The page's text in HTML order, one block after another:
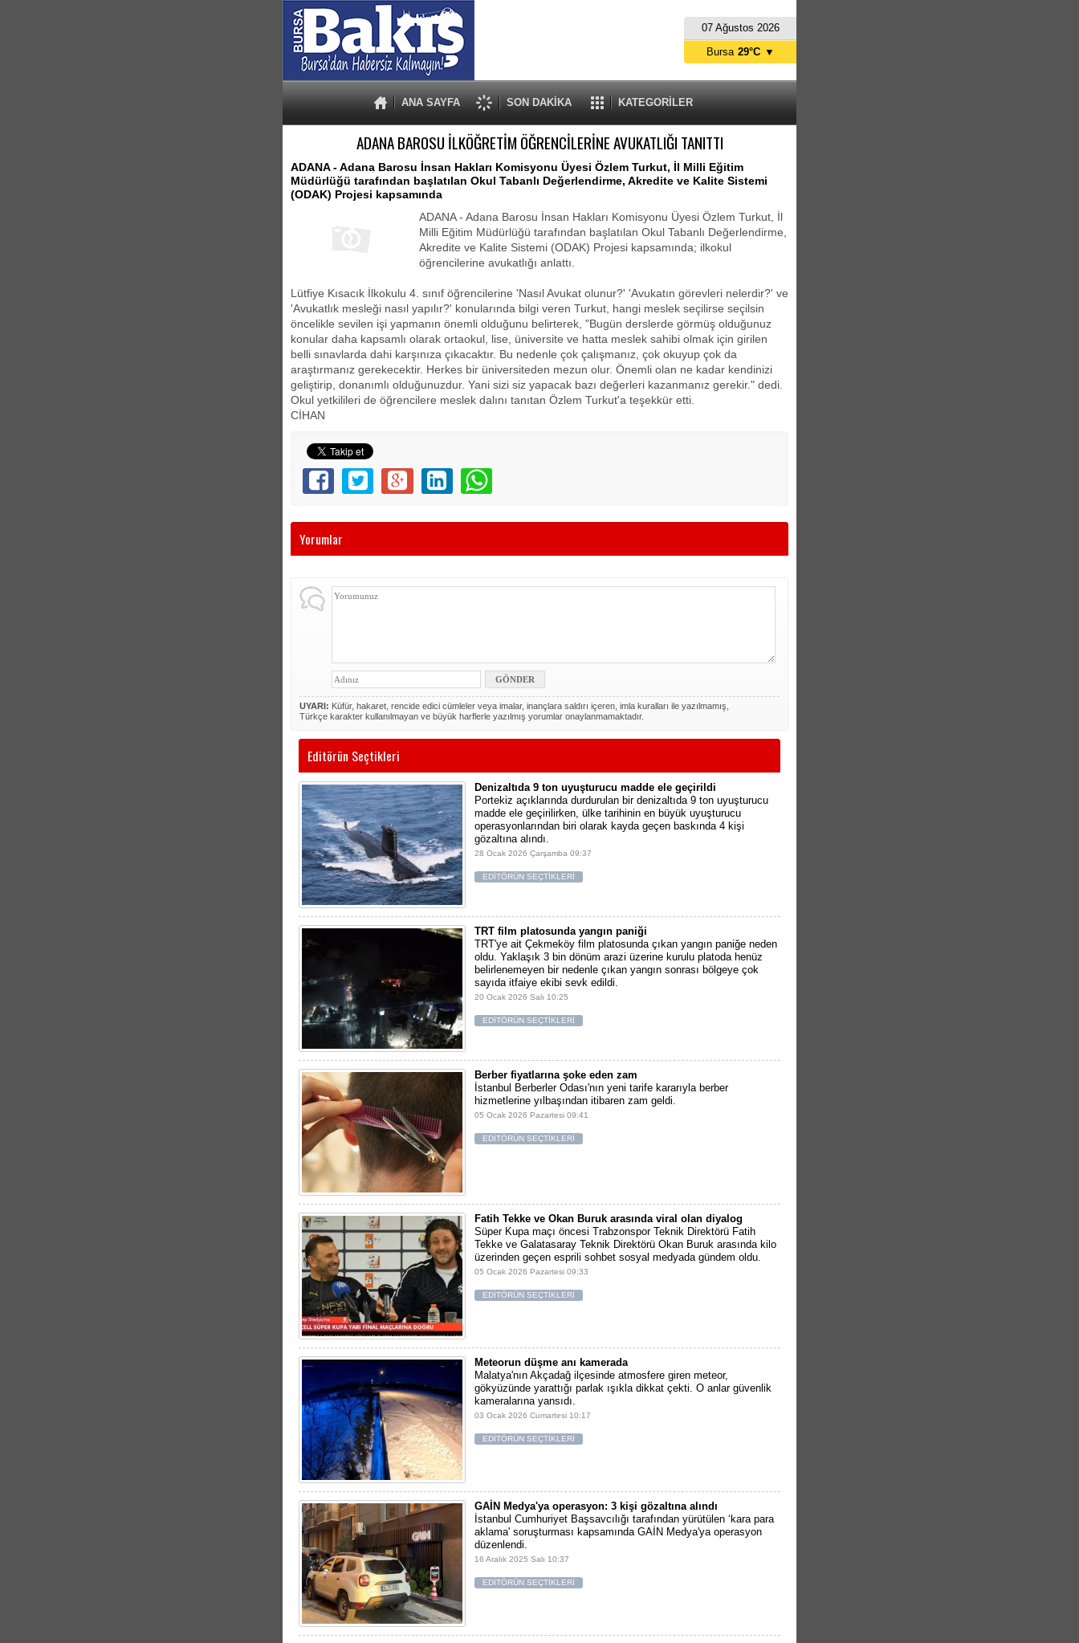
07 Ağustos 2026
ANA SAYFA SON DAKİKA KATEGORİLER
Bursa 29°C ▼
ADANA BAROSU İLKÖĞRETİM ÖĞRENCİLERİNE AVUKATLIĞI TANITTI
ADANA - Adana Barosu İnsan Hakları Komisyonu Üyesi Özlem Turkut, İl Milli Eğitim
Müdürlüğü tarafından başlatılan Okul Tabanlı Değerlendirme, Akredite ve Kalite Sistemi
(ODAK) Projesi kapsamında
ADANA - Adana Barosu İnsan Hakları Komisyonu Üyesi Özlem Turkut, İl
Milli Eğitim Müdürlüğü tarafından başlatılan Okul Tabanlı Değerlendirme,
Akredite ve Kalite Sistemi (ODAK) Projesi kapsamında; ilkokul
öğrencilerine avukatlığı anlattı.
Lütfiye Kısacık İlkokulu 4. sınıf öğrencilerine 'Nasıl Avukat olunur?' 'Avukatın görevleri nelerdir?' ve
'Avukatlık mesleği nasıl yapılır?' konularında bilgi veren Turkut, hangi meslek seçilirse seçilsin
öncelikle sevilen işi yapmanın önemli olduğunu belirterek, "Bugün derslerde görmüş olduğunuz
konular daha kapsamlı olarak ortaokul, lise, üniversite ve hatta meslek sahibi olmak için girilen
belli sınavlarda dahi karşınıza çıkacaktır. Bu nedenle çok çalışmanız, çok okuyup çok da
araştırmanız gerekecektir. Herkes bir üniversiteden mezun olur. Önemli olan ne kadar kendinizi
geliştirip, donanımlı olduğunuzdur. Yani sizi siz yapacak bazı değerleri kazanmanız gerekir." dedi.
Okul yetkilileri de öğrencilere meslek dalını tanıtan Özlem Turkut'a teşekkür etti.
CİHAN
Yorumlar
UYARI: Küfür, hakaret, rencide edici cümleler veya imalar, inançlara saldırı içeren, imla kuralları ile yazılmamış,
Türkçe karakter kullanılmayan ve büyük harflerle yazılmış yorumlar onaylanmamaktadır.
Editörün Seçtikleri
Denizaltıda 9 ton uyuşturucu madde ele geçirildi
Portekiz açıklarında durdurulan bir denizaltıda 9 ton uyuşturucu
madde ele geçirilirken, ülke tarihinin en büyük uyuşturucu
operasyonlarından biri olarak kayda geçen baskında 4 kişi
gözaltına alındı.
28 Ocak 2026 Çarşamba 09:37
EDİTÖRÜN SEÇTİKLERİ
TRT film platosunda yangın paniği
TRT'ye ait Çekmeköy film platosunda çıkan yangın paniğe neden
oldu. Yaklaşık 3 bin dönüm arazi üzerine kurulu platoda henüz
belirlenemeyen bir nedenle çıkan yangın sonrası bölgeye çok
sayıda itfaiye ekibi sevk edildi.
20 Ocak 2026 Salı 10:25
EDİTÖRÜN SEÇTİKLERİ
Berber fiyatlarına şoke eden zam
İstanbul Berberler Odası'nın yeni tarife kararıyla berber
hizmetlerine yılbaşından itibaren zam geldi.
05 Ocak 2026 Pazartesi 09:41
EDİTÖRÜN SEÇTİKLERİ
Fatih Tekke ve Okan Buruk arasında viral olan diyalog
Süper Kupa maçı öncesi Trabzonspor Teknik Direktörü Fatih
Tekke ve Galatasaray Teknik Direktörü Okan Buruk arasında kilo
üzerinden geçen esprili sohbet sosyal medyada gündem oldu.
05 Ocak 2026 Pazartesi 09:33
EDİTÖRÜN SEÇTİKLERİ
Meteorun düşme anı kamerada
Malatya'nın Akçadağ ilçesinde atmosfere giren meteor,
gökyüzünde yarattığı parlak ışıkla dikkat çekti. O anlar güvenlik
kameralarına yansıdı.
03 Ocak 2026 Cumartesi 10:17
EDİTÖRÜN SEÇTİKLERİ
GAİN Medya'ya operasyon: 3 kişi gözaltına alındı
İstanbul Cumhuriyet Başsavcılığı tarafından yürütülen ‘kara para
aklama' soruşturması kapsamında GAİN Medya'ya operasyon
düzenlendi.
16 Aralık 2025 Salı 10:37
EDİTÖRÜN SEÇTİKLERİ